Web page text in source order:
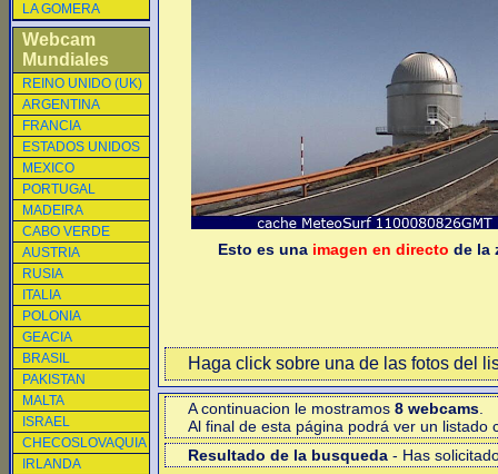
LA GOMERA
Webcam
Mundiales
REINO UNIDO (UK)
ARGENTINA
FRANCIA
ESTADOS UNIDOS
MEXICO
PORTUGAL
MADEIRA
CABO VERDE
AUSTRIA
RUSIA
ITALIA
POLONIA
GEACIA
BRASIL
PAKISTAN
MALTA
ISRAEL
CHECOSLOVAQUIA
IRLANDA
Esto es una imagen en directo de la
Haga click sobre una de las fotos del
A continuacion le mostramos 8 webcams
Al final de esta página podrá ver un
Resultado de la busqueda - Has